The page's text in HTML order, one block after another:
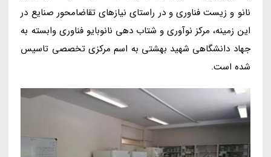
نانو و زیست فناوری و در راستای نیازهای تقاضامحور صنایع در
این زمینه، مرکز نوآوری و شتاب دهی نانوبایو فناوری وابسته به
جهاد دانشگاهی شهید بهشتی به اسم مرکزی تخصصی تاسیس
شده است.